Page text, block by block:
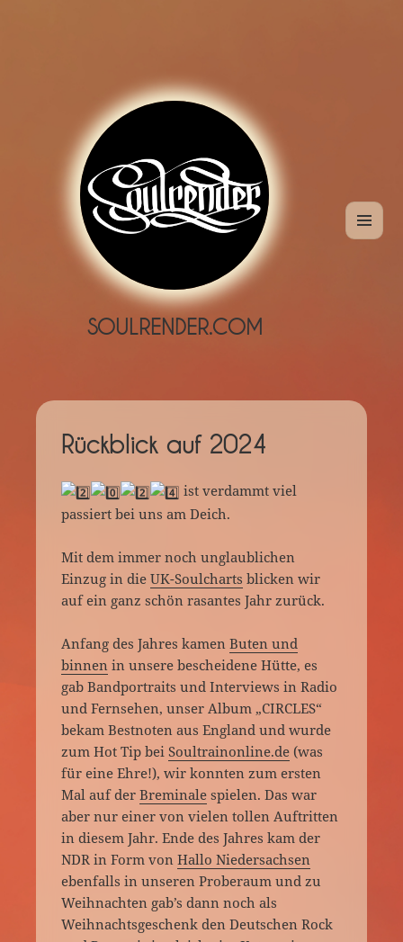
SOULRENDER.COM
Rückblick auf 2024
ist verdammt viel
passiert bei uns am Deich.
Mit dem immer noch unglaublichen
Einzug in dieUK-Soulcharts blicken wir
auf ein ganz schön rasantes Jahr zurück.
Anfang des Jahres kamenButen und
binnen in unsere bescheidene Hütte, es
gab Bandportraits und Interviews in Radio
und Fernsehen, unser Album „CIRCLES“
bekam Bestnoten aus England und wurde
zum Hot Tip beiSoultrainonline.de (was
für eine Ehre!), wir konnten zum ersten
Mal auf derBreminale spielen. Das war
aber nur einer von vielen tollen Auftritten
in diesem Jahr. Ende des Jahres kam der
NDR in Form vonHallo Niedersachsen
ebenfalls in unseren Proberaum und zu
Weihnachten gab’s dann noch als
Weihnachtsgeschenk den Deutschen Rock